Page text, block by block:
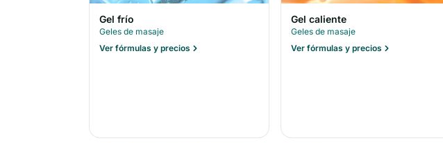
Gel frío
Geles de masaje
Ver fórmulas y precios
Gel caliente
Geles de masaje
Ver fórmulas y precios